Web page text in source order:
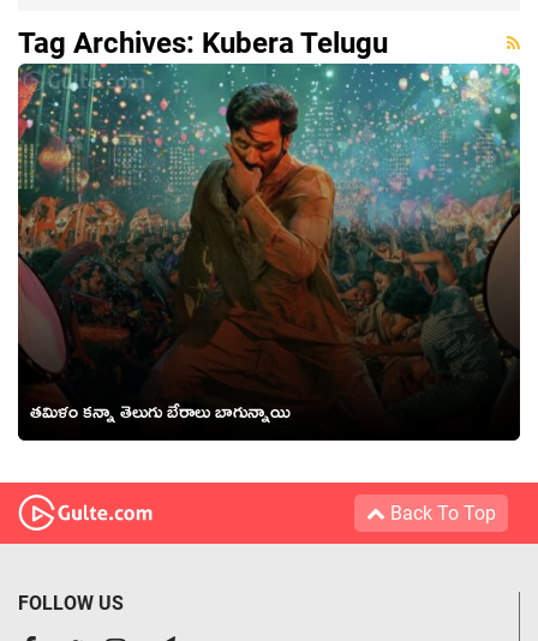
Tag Archives: Kubera Telugu
తమిళం కన్నా తెలుగు బేరాలు బాగున్నాయి
Back To Top
FOLLOW US